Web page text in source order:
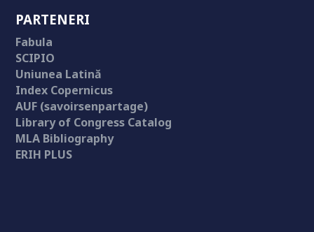
PARTENERI
Fabula
SCIPIO
Uniunea Latină
Index Copernicus
AUF (savoirsenpartage)
Library of Congress Catalog
MLA Bibliography
ERIH PLUS